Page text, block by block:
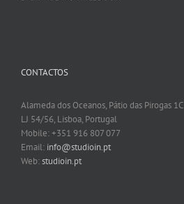
CONTACTOS
Alameda dos Oceanos, Pátio das Pirogas 1C
LJ 54/56, Lisboa, Portugal
Mobile: +351 916 807 077
Email: info@studioin.pt
Web:studioin.pt